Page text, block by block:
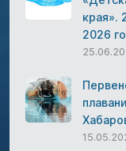
края».
2026